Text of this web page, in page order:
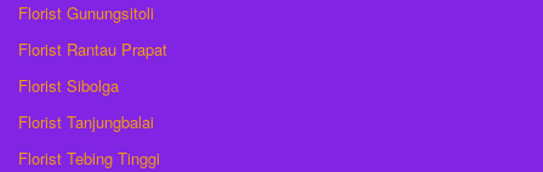
Florist Gunungsitoli
Florist Rantau Prapat
Florist Sibolga
Florist Tanjungbalai
Florist Tebing Tinggi